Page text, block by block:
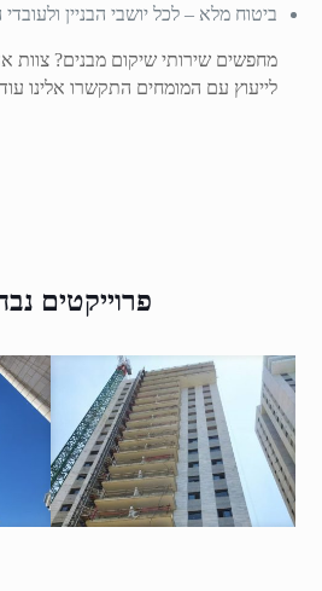
ביטוח מלא – לכל יושבי הבניין
מחפשים שירותי שיקום מבנים? צוות
לייעוץ עם המומחים התקשרו אלינו
פרוייקטים